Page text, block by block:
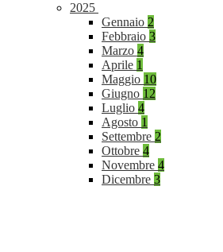
2025
Gennaio 2
Febbraio 3
Marzo 4
Aprile 1
Maggio 10
Giugno 12
Luglio 4
Agosto 1
Settembre 2
Ottobre 4
Novembre 4
Dicembre 3